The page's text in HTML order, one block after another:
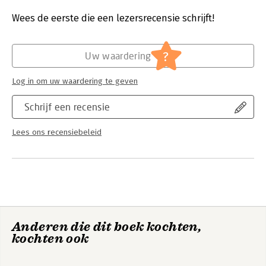
Verschijningsdatum:
13-2-2019
Wees de eerste die een lezersrecensie schrijft!
Schrijf een recensie
Lees ons recensiebeleid
Uw waardering ?
Log in om uw waardering te geven
Anderen die dit boek kochten,
kochten ook